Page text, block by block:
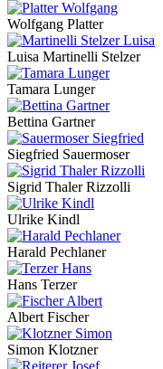
Wolfgang Platter
Luisa Martinelli Stelzer
Tamara Lunger
Bettina Gartner
Siegfried Sauermoser
Sigrid Thaler Rizzolli
Ulrike Kindl
Harald Pechlaner
Hans Terzer
Albert Fischer
Simon Klotzner